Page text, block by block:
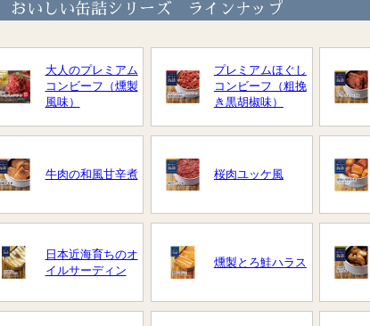
おいしい缶詰シリーズ ラインナップ
大人のプレミアム
コンビーフ（燻製
風味）
プレミアムほぐし
コンビーフ（粗挽
き黒胡椒味）
牛肉の和風甘辛煮 桜肉ユッケ風
日本近海育ちのオ
イルサーディン
燻製とろ鮭ハラス